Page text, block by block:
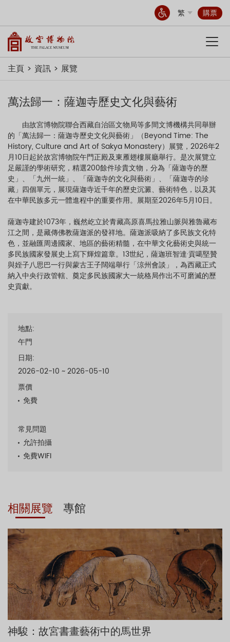
繁 購票
主頁 資訊 展覽
萬法歸一：薩迦寺歷史文化與藝術
由故宮博物院聯合西藏自治區文物局等多間文博機構共同舉辦
的「萬法歸一：薩迦寺歷史文化與藝術」（Beyond Time: The
History, Culture and Art of Sakya Monastery）展覽，2026年2
月10日起於故宮博物院午門正殿及東雁翅樓展廳舉行。是次展覽立
足嚴謹的學術研究，精選200餘件珍貴文物，分為「薩迦寺的歷
史」、「九州一統」、「薩迦寺的文化與藝術」、「薩迦寺的珍
藏」四個單元，展現薩迦寺近千年的歷史沉澱、藝術特色，以及其
在中華民族多元一體進程中的重要作用。展期至2026年5月10日。
薩迦寺建於1073年，巍然屹立於青藏高原喜馬拉雅山脈與雅魯藏布
江之間，是藏傳佛教薩迦派的發祥地。薩迦派吸納了多民族文化特
色，並融匯周邊國家、地區的藝術精髓，在中華文化藝術史與統一
多民族國家發展史上寫下輝煌篇章。13世紀，薩迦班智達·貢噶堅贊
與姪子八思巴一行與蒙古王子闊端舉行「涼州會談」，為西藏正式
納入中央行政管轄、奠定多民族國家大一統格局作出不可磨滅的歷
史貢獻。
地點:
午門
日期:
2026-02-10 ~ 2026-05-10
票價
免費
常見問題
允許拍攝
免費WIFI
相關展覽 專館
神駿：故宮書畫藝術中的馬世界